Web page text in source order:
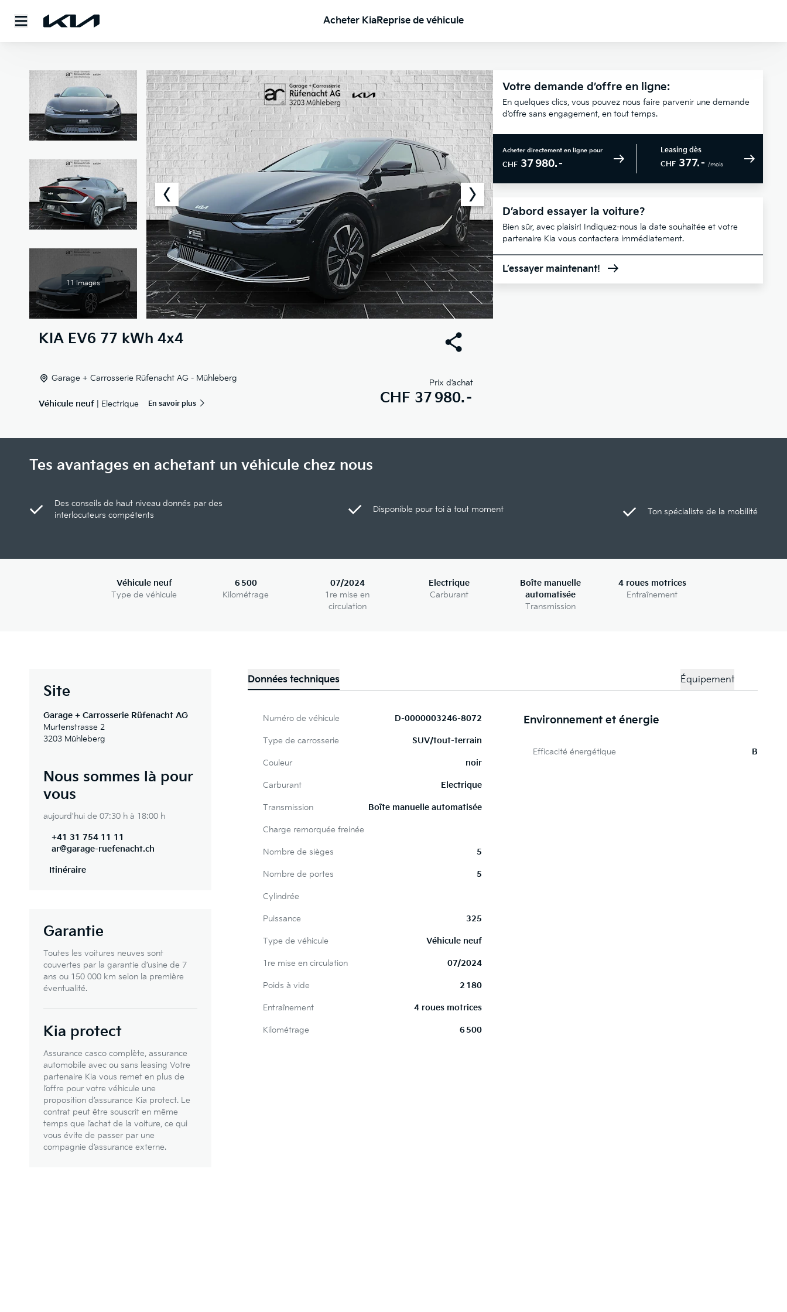
Acheter KiaReprise de véhicule
11 Images
KIA EV6 77 kWh 4x4
Garage + Carrosserie Rüfenacht AG - Mühleberg
Véhicule neuf | Electrique En savoir plus
Prix d’achat
CHF 37 980.–
Votre demande d’offre en ligne:
En quelques clics, vous pouvez nous faire parvenir une demande
d’offre sans engagement, en tout temps.
Acheter directement en ligne pour
CHF 37 980.–
Leasing dès
CHF 377.– /mois
D’abord essayer la voiture?
Bien sûr, avec plaisir! Indiquez-nous la date souhaitée et votre
partenaire Kia vous contactera immédiatement.
L’essayer maintenant!
Tes avantages en achetant un véhicule chez nous
Des conseils de haut niveau donnés par des
interlocuteurs compétents
Disponible pour toi à tout moment Ton spécialiste de la mobilité
Véhicule neuf
Type de véhicule
6 500
Kilométrage
07/2024
1re mise en
circulation
Electrique
Carburant
Boîte manuelle
automatisée
Transmission
4 roues motrices
Entraînement
Données techniques Équipement
Numéro de véhicule D-0000003246-8072
Type de carrosserie SUV/tout-terrain
Couleur noir
Carburant Electrique
Transmission Boîte manuelle automatisée
Charge remorquée freinée
Nombre de sièges 5
Nombre de portes 5
Cylindrée
Puissance 325
Type de véhicule Véhicule neuf
1re mise en circulation 07/2024
Poids à vide 2 180
Entraînement 4 roues motrices
Kilométrage 6 500
Environnement et énergie
Efficacité énergétique B
Site
Garage + Carrosserie Rüfenacht AG
Murtenstrasse 2
3203 Mühleberg
Nous sommes là pour
vous
aujourd'hui de 07:30 h à 18:00 h
+41 31 754 11 11
ar@garage-ruefenacht.ch
Itinéraire
Garantie
Toutes les voitures neuves sont
couvertes par la garantie d’usine de 7
ans ou 150 000 km selon la première
éventualité.
Kia protect
Assurance casco complète, assurance
automobile avec ou sans leasing Votre
partenaire Kia vous remet en plus de
l’offre pour votre véhicule une
proposition d’assurance Kia protect. Le
contrat peut être souscrit en même
temps que l’achat de la voiture, ce qui
vous évite de passer par une
compagnie d’assurance externe.